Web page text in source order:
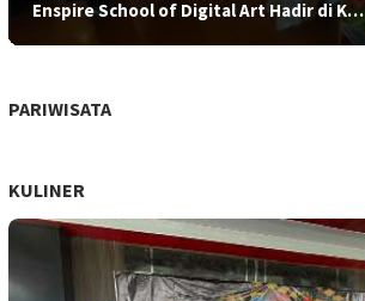
Enspire School of Digital Art Hadir di K…
PARIWISATA
KULINER